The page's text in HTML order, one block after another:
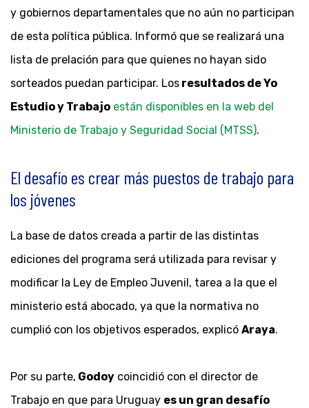
y gobiernos departamentales que no aún no participan
de esta política pública. Informó que se realizará una
lista de prelación para que quienes no hayan sido
sorteados puedan participar. Los resultados de Yo
Estudio y Trabajo están disponibles en la web del
Ministerio de Trabajo y Seguridad Social (MTSS).
El desafío es crear más puestos de trabajo para
los jóvenes
La base de datos creada a partir de las distintas
ediciones del programa será utilizada para revisar y
modificar la Ley de Empleo Juvenil, tarea a la que el
ministerio está abocado, ya que la normativa no
cumplió con los objetivos esperados, explicó Araya.
Por su parte, Godoy coincidió con el director de
Trabajo en que para Uruguay es un gran desafío